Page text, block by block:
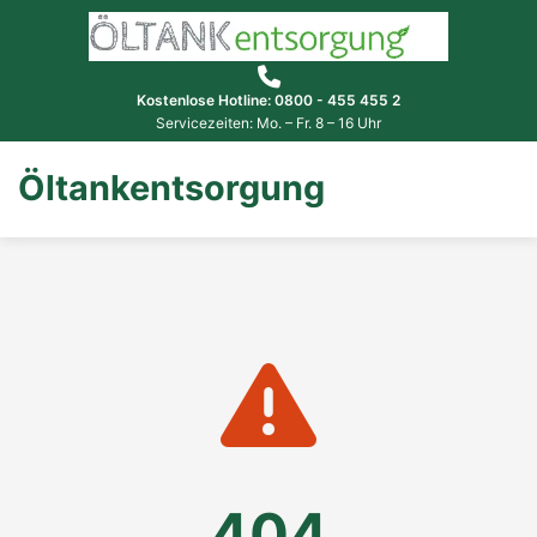
Kostenlose Hotline: 0800 - 455 455 2
Servicezeiten: Mo. – Fr. 8 – 16 Uhr
Öltankentsorgung